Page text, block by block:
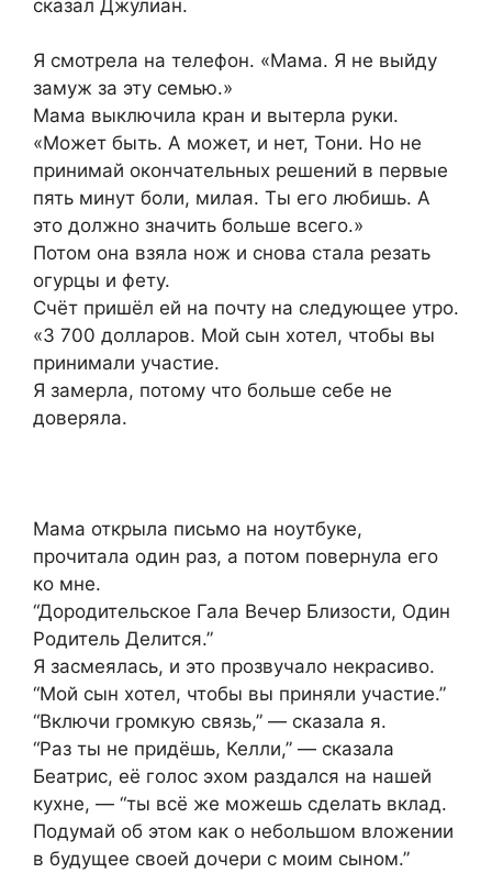
сказал Джулиан.
Я смотрела на телефон. «Мама. Я не выйду
замуж за эту семью.»
Мама выключила кран и вытерла руки.
«Может быть. А может, и нет, Тони. Но не
принимай окончательных решений в первые
пять минут боли, милая. Ты его любишь. А
это должно значить больше всего.»
Потом она взяла нож и снова стала резать
огурцы и фету.
Счёт пришёл ей на почту на следующее утро.
«3 700 долларов. Мой сын хотел, чтобы вы
принимали участие.
Я замерла, потому что больше себе не
доверяла.
Мама открыла письмо на ноутбуке,
прочитала один раз, а потом повернула его
ко мне.
“Дородительское Гала Вечер Близости, Один
Родитель Делится.”
Я засмеялась, и это прозвучало некрасиво.
“Мой сын хотел, чтобы вы приняли участие.”
“Включи громкую связь,” — сказала я.
“Раз ты не придёшь, Келли,” — сказала
Беатрис, её голос эхом раздался на нашей
кухне, — “ты всё же можешь сделать вклад.
Подумай об этом как о небольшом вложении
в будущее своей дочери с моим сыном.”